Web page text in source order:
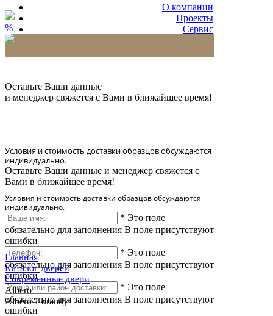
О компании
Проекты
Сервис
%
Оставьте Ваши данные
и менеджер свяжется с Вами в ближайшее время!
Условия и стоимость доставки образцов обсуждаются
индивидуально.
Оставьте Ваши данные и менеджер свяжется с
Вами в ближайшее время!
Условия и стоимость доставки образцов обсуждаются
индивидуально.
* Это поле
обязательно для заполнения В поле присутствуют
ошибки
* Это поле
обязательно для заполнения В поле присутствуют
ошибки
* Это поле
обязательно для заполнения В поле присутствуют
ошибки
Главная
Каталог дверей
Современные двери
Albero
Albero 1 brandy